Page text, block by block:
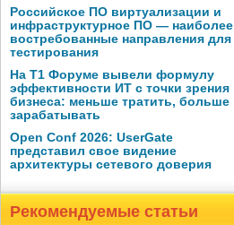
Российское ПО виртуализации и
инфраструктурное ПО — наиболее
востребованные направления для
тестирования
На Т1 Форуме вывели формулу
эффективности ИТ с точки зрения
бизнеса: меньше тратить, больше
зарабатывать
Open Conf 2026: UserGate
представил свое видение
архитектуры сетевого доверия
Рекомендуемые статьи